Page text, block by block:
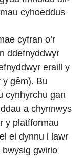
cyhoeddus
cyfran o’r
ddefnyddwyr
eraill y
y gêm). Bu
cynhyrchu gan
a chynnwys
y platfformau
ei dynnu i lawr
bwysig gwirio